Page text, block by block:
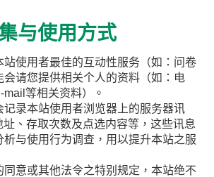
与使用方式
站使用者最佳的互动性服务（如：问卷
会请您提供相关个人的资料（如：电
等相关资料）。
记录本站使用者浏览器上的服务器讯
址、存取次数及点选内容等，这些讯息
析与使用行为调查，用以提升本站之服
同意或其他法令之特别规定，本站绝不